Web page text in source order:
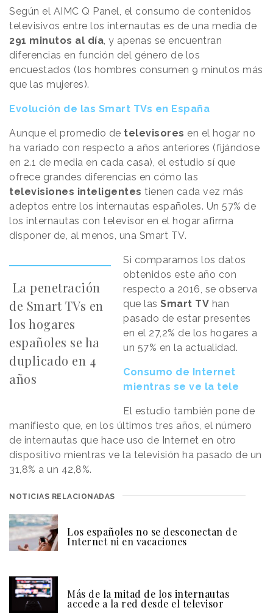
Según el AIMC Q Panel, el consumo de contenidos
televisivos entre los internautas es de una media de
291 minutos al día, y apenas se encuentran
diferencias en función del género de los
encuestados (los hombres consumen 9 minutos más
que las mujeres).
Evolución de las Smart TVs en España
Aunque el promedio de televisores en el hogar no
ha variado con respecto a años anteriores (fijándose
en 2.1 de media en cada casa), el estudio sí que
ofrece grandes diferencias en cómo las
televisiones inteligentes tienen cada vez más
adeptos entre los internautas españoles. Un 57% de
los internautas con televisor en el hogar afirma
disponer de, al menos, una Smart TV.
La penetración
de Smart TVs en
los hogares
españoles se ha
duplicado en 4
años
Si comparamos los datos
obtenidos este año con
respecto a 2016, se observa
que lasSmart TV han
pasado de estar presentes
en el 27,2% de los hogares a
un 57% en la actualidad.
Consumo de Internet
mientras se ve la tele
El estudio también pone de
manifiesto que, en los últimos tres años, el número
de internautas que hace uso de Internet en otro
dispositivo mientras ve la televisión ha pasado de un
31,8% a un 42,8%.
NOTICIAS RELACIONADAS
Los españoles no se desconectan de
Internet ni en vacaciones
Más de la mitad de los internautas
accede a la red desde el televisor